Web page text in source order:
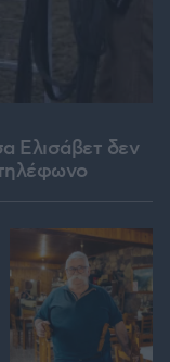
Ελισάβετ δεν